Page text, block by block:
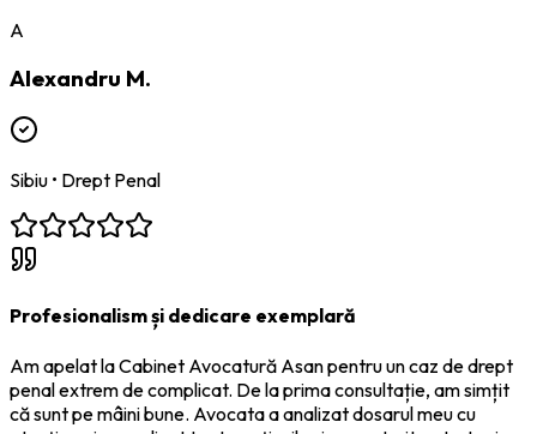
A
Alexandru M.
Sibiu • Drept Penal
Profesionalism și dedicare exemplară
Am apelat la Cabinet Avocatură Asan pentru un caz de drept
penal extrem de complicat. De la prima consultație, am simțit
că sunt pe mâini bune. Avocata a analizat dosarul meu cu